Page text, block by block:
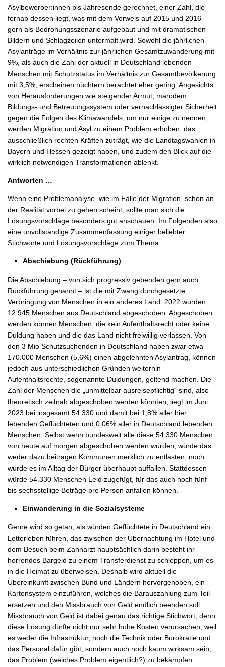
Asylbewerber:innen bis Jahresende gerechnet, einer Zahl, die
fernab dessen liegt, was mit dem Verweis auf 2015 und 2016
gern als Bedrohungsszenario aufgebaut und mit dramatischen
Bildern und Schlagzeilen untermalt wird. Sowohl die jährlichen
Asylanträge im Verhältnis zur jährlichen Gesamtzuwanderung mit
9%, als auch die Zahl der aktuell in Deutschland lebenden
Menschen mit Schutzstatus im Verhältnis zur Gesamtbevölkerung
mit 3,5%, erscheinen nüchtern berachtet eher gering. Angesichts
von Herausforderungen wie steigender Armut, marodem
Bildungs- und Betreuungssystem oder vernachlässigter Sicherheit
gegen die Folgen des Klimawandels, um nur einige zu nennen,
werden Migration und Asyl zu einem Problem erhoben, das
ausschließlich rechten Kräften zuträgt, wie die Landtagswahlen in
Bayern und Hessen gezeigt haben, und zudem den Blick auf die
wirklich notwendigen Transformationen ablenkt.
Antworten …
Wenn eine Problemanalyse, wie im Falle der Migration, schon an
der Realität vorbei zu gehen scheint, sollte man sich die
Lösungsvorschläge besonders gut anschauen. Im Folgenden also
eine unvollständige Zusammenfassung einiger beliebter
Stichworte und Lösungsvorschläge zum Thema.
Abschiebung (Rückführung)
Die Abschiebung – von sich progressiv gebenden gern auch
Rückführung genannt – ist die mit Zwang durchgesetzte
Verbringung von Menschen in ein anderes Land. 2022 wurden
12.945 Menschen aus Deutschland abgeschoben. Abgeschoben
werden können Menschen, die kein Aufenthaltsrecht oder keine
Duldung haben und die das Land nicht freiwillig verlassen. Von
den 3 Mio Schutzsuchenden in Deutschland haben zwar etwa
170.000 Menschen (5,6%) einen abgelehnten Asylantrag, können
jedoch aus unterschiedlichen Gründen weiterhin
Aufenthaltsrechte, sogenannte Duldungen, geltend machen. Die
Zahl der Menschen die „unmittelbar ausreisepflichtig“ sind, also
theoretisch zeitnah abgeschoben werden könnten, liegt im Juni
2023 bei insgesamt 54.330 und damit bei 1,8% aller hier
lebenden Geflüchteten und 0,06% aller in Deutschland lebenden
Menschen. Selbst wenn bundesweit alle diese 54.330 Menschen
von heute auf morgen abgeschoben werden würden, würde das
weder dazu beitragen Kommunen merklich zu entlasten, noch
würde es im Alltag der Bürger überhaupt auffallen. Stattdessen
würde 54.330 Menschen Leid zugefügt, für das auch noch fünf
bis sechsstellige Beträge pro Person anfallen können.
Einwanderung in die Sozialsysteme
Gerne wird so getan, als würden Geflüchtete in Deutschland ein
Lotterleben führen, das zwischen der Übernachtung im Hotel und
dem Besuch beim Zahnarzt hauptsächlich darin besteht ihr
horrendes Bargeld zu einem Transferdienst zu schleppen, um es
in die Heimat zu überweisen. Deshalb wird aktuell die
Übereinkunft zwischen Bund und Ländern hervorgehoben, ein
Kartensystem einzuführen, welches die Barauszahlung zum Teil
ersetzen und den Missbrauch von Geld endlich beenden soll.
Missbrauch von Geld ist dabei genau das richtige Stichwort, denn
diese Lösung dürfte nicht nur sehr hohe Kosten verursachen, weil
es weder die Infrastruktur, noch die Technik oder Bürokratie und
das Personal dafür gibt, sondern auch noch kaum wirksam sein,
das Problem (welches Problem eigentlich?) zu bekämpfen.